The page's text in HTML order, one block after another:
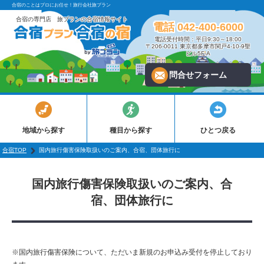
合宿のことはプロにお任せ！旅行会社旅プラン
合宿の専門店 旅プランの合宿情報サイト
電話 042-400-6000
電話受付時間：平日9:30～18:00
〒206-0011 東京都多摩市関戸4-10-9聖
ビル5F-A
問合せフォーム
地域から探す 種目から探す ひとつ戻る
合宿TOP 国内旅行傷害保険取扱いのご案内、合宿、団体旅行に
国内旅行傷害保険取扱いのご案内、合
宿、団体旅行に
※国内旅行傷害保険について、ただいま新規のお申込み受付を停止しており